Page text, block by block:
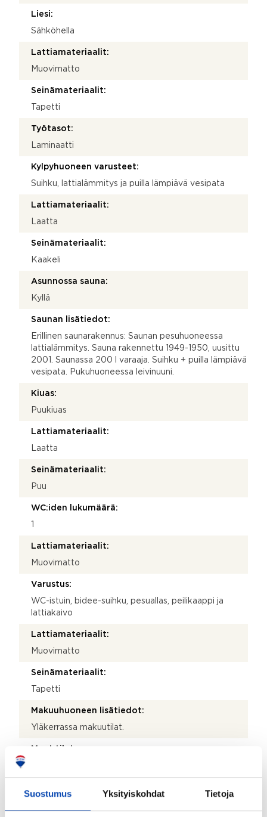
Suostumus Yksityiskohdat Tietoja
Liesi:
Sähköhella
Lattiamateriaalit:
Muovimatto
Seinämateriaalit:
Tapetti
Työtasot:
Laminaatti
Kylpyhuoneen varusteet:
Suihku, lattialämmitys ja puilla lämpiävä vesipata
Lattiamateriaalit:
Laatta
Seinämateriaalit:
Kaakeli
Asunnossa sauna:
Kyllä
Saunan lisätiedot:
Erillinen saunarakennus: Saunan pesuhuoneessa
lattialämmitys. Sauna rakennettu 1949-1950, uusittu
2001. Saunassa 200 l varaaja. Suihku + puilla lämpiävä
vesipata. Pukuhuoneessa leivinuuni.
Kiuas:
Puukiuas
Lattiamateriaalit:
Laatta
Seinämateriaalit:
Puu
WC:iden lukumäärä:
Lattiamateriaalit:
Muovimatto
Varustus:
WC-istuin, bidee-suihku, pesuallas, peilikaappi ja
lattiakaivo
Lattiamateriaalit:
Muovimatto
Seinämateriaalit:
Tapetti
Makuuhuoneen lisätiedot:
Yläkerrassa makuutilat.
Muut tilat: